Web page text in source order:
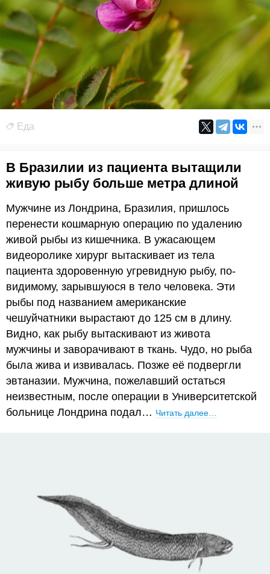
Еда
В Бразилии из пациента вытащили
живую рыбу больше метра длиной
Мужчине из Лондрина, Бразилия, пришлось
перенести кошмарную операцию по удалению
живой рыбы из кишечника. В ужасающем
видеоролике хирург вытаскивает из тела
пациента здоровенную угревидную рыбу, по-
видимому, зарывшуюся в тело человека. Эти
рыбы под названием американские
чешуйчатники вырастают до 125 см в длину.
Видно, как рыбу вытаскивают из живота
мужчины и заворачивают в ткань. Чудо, но рыба
была жива и извивалась. Позже её подвергли
эвтаназии. Мужчина, пожелавший остаться
неизвестным, после операции в Университетской
больнице Лондрина подал… Читать далее…